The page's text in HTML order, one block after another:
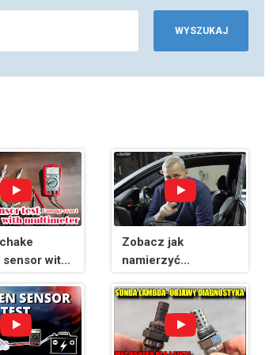
WYSZUKAJ
sensor with
Zobacz jak
namierzyć
lambda!
#Samochód_Marze
ń_Klimka